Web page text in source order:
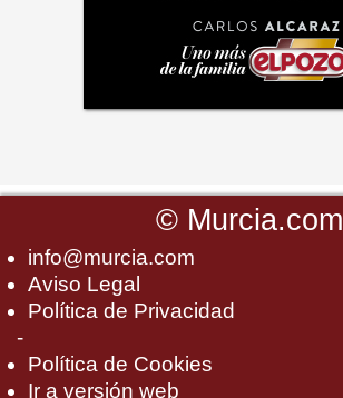
© Murcia.com
info@murcia.com
Aviso Legal
Política de Privacidad
-
Política de Cookies
Ir a versión web